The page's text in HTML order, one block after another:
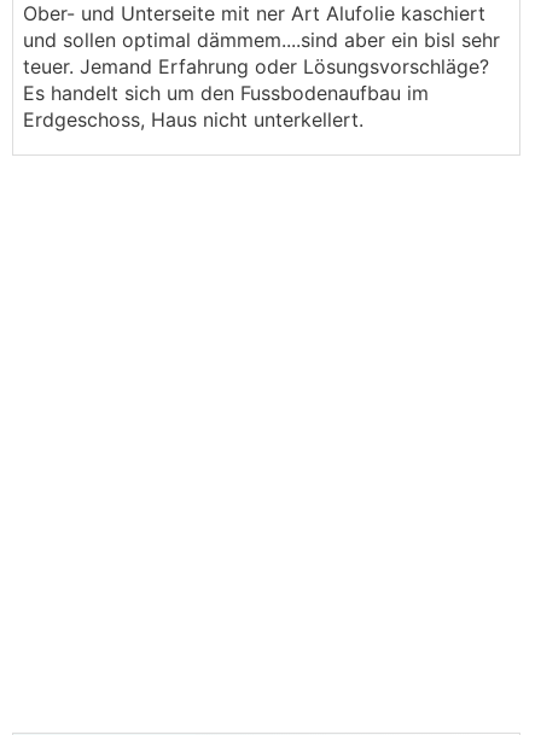
Ober- und Unterseite mit ner Art Alufolie kaschiert
und sollen optimal dämmem....sind aber ein bisl sehr
teuer. Jemand Erfahrung oder Lösungsvorschläge?
Es handelt sich um den Fussbodenaufbau im
Erdgeschoss, Haus nicht unterkellert.